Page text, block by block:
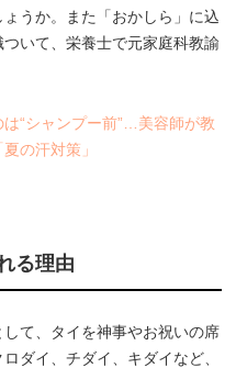
うか。また「おかしら」に込
いて、栄養士で元家庭科教諭
“シャンプー前”…美容師が教
の汗対策」
る理由
て、タイを神事やお祝いの席
ダイ、チダイ、キダイなど、